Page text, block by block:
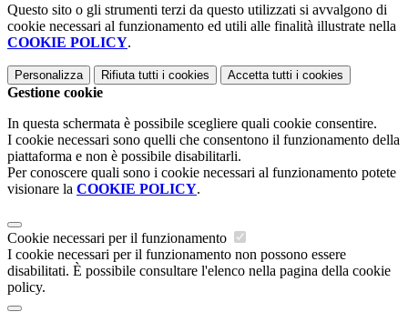
Questo sito o gli strumenti terzi da questo utilizzati si avvalgono di
cookie necessari al funzionamento ed utili alle finalità illustrate nella
COOKIE POLICY.
Personalizza Rifiuta tutti i cookies Accetta tutti i cookies
Gestione cookie
In questa schermata è possibile scegliere quali cookie consentire.
I cookie necessari sono quelli che consentono il funzionamento della
piattaforma e non è possibile disabilitarli.
Per conoscere quali sono i cookie necessari al funzionamento potete
visionare la COOKIE POLICY.
Cookie necessari per il funzionamento
I cookie necessari per il funzionamento non possono essere
disabilitati. È possibile consultare l'elenco nella pagina della cookie
policy.